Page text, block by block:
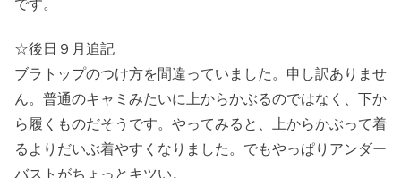
です。
☆後日９月追記
ブラトップのつけ方を間違っていました。申し訳ありませ
ん。普通のキャミみたいに上からかぶるのではなく、下か
ら履くものだそうです。やってみると、上からかぶって着
るよりだいぶ着やすくなりました。でもやっぱりアンダー
バストがちょっとキツい。